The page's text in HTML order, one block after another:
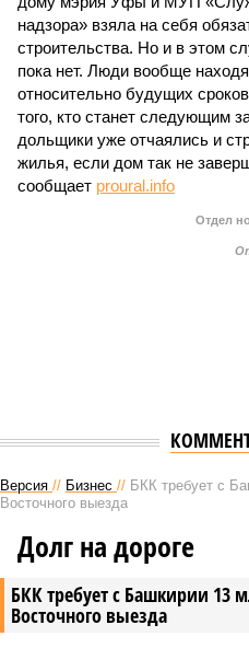
надзора» взяла на себя
строительства. Но и в этом
пока нет. Люди вообще
относительно будущих
того, кто станет следующим
дольщики уже отчаялись и
жилья, если дом так не
сообщает proural.info
Отдел
Версия // Бизнес // БКК требует с
Восточного выезда
БКК требует с Башкирии 13
Восточного выезда
Долг на дороге